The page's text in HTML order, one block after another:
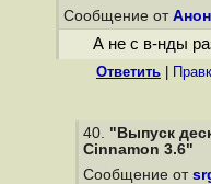
Сообщение от
А не с в-нды
Ответить
40. "Выпуск
Cinnamon 3.6"
Сообщение от